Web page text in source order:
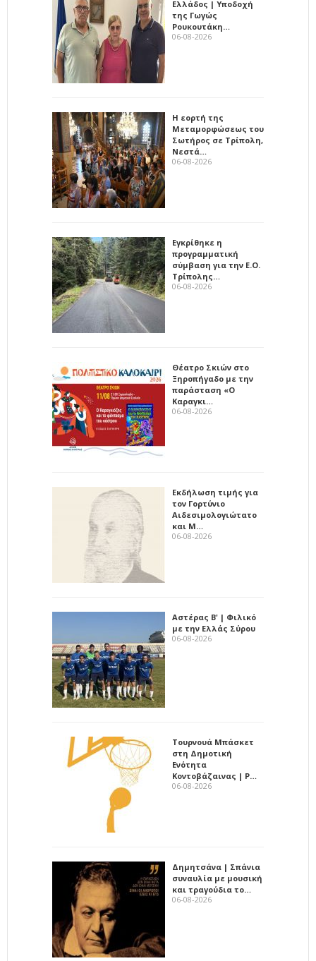
Ελλάδος | Υποδοχή
της Γωγώς
Ρουκουτάκη…
06-08-2026
Η εορτή της
Μεταμορφώσεως του
Σωτήρος σε Τρίπολη,
Νεστά…
06-08-2026
Εγκρίθηκε η
προγραμματική
σύμβαση για την Ε.Ο.
Τρίπολης…
06-08-2026
Θέατρο Σκιών στο
Ξηροπήγαδο με την
παράσταση «Ο
Καραγκι…
06-08-2026
Εκδήλωση τιμής για
τον Γορτύνιο
Αιδεσιμολογιώτατο
και Μ…
06-08-2026
Αστέρας Β' | Φιλικό
με την Ελλάς Σύρου
06-08-2026
Τουρνουά Μπάσκετ
στη Δημοτική
Ενότητα
Κοντοβάζαινας | Ρ…
06-08-2026
Δημητσάνα | Σπάνια
συναυλία με μουσική
και τραγούδια το…
06-08-2026